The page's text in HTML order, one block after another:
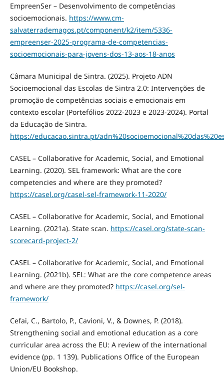
EmpreenSer – Desenvolvimento de competências
socioemocionais. https://www.cm-
salvaterrademagos.pt/component/k2/item/5336-
empreenser-2025-programa-de-competencias-
socioemocionais-para-jovens-dos-13-aos-18-anos
Câmara Municipal de Sintra. (2025). Projeto ADN
Socioemocional das Escolas de Sintra 2.0: Intervenções de
promoção de competências sociais e emocionais em
contexto escolar (Portefólios 2022-2023 e 2023-2024). Portal
da Educação de Sintra.
https://educacao.sintra.pt/
CASEL – Collaborative for Academic, Social, and Emotional
Learning. (2020). SEL framework: What are the core
competencies and where are they promoted?
https://casel.org/casel-sel-framework-11-2020/
CASEL – Collaborative for Academic, Social, and Emotional
Learning. (2021a). State scan. https://casel.org/state-scan-
scorecard-project-2/
CASEL – Collaborative for Academic, Social, and Emotional
Learning. (2021b). SEL: What are the core competence areas
and where are they promoted? https://casel.org/sel-
framework/
Cefai, C., Bartolo, P., Cavioni, V., & Downes, P. (2018).
Strengthening social and emotional education as a core
curricular area across the EU: A review of the international
evidence (pp. 1 139). Publications Office of the European
Union/EU Bookshop.